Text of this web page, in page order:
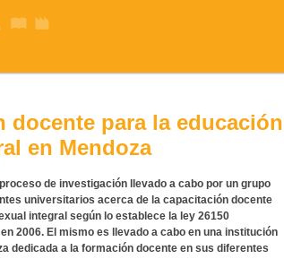
docente para la educación
en Mendoza
de investigación llevado a cabo por un grupo
universitarios acerca de la capacitación docente
integral según lo establece la ley 26150
2006. El mismo es llevado a cabo en una institución
dedicada a la formación docente en sus diferentes